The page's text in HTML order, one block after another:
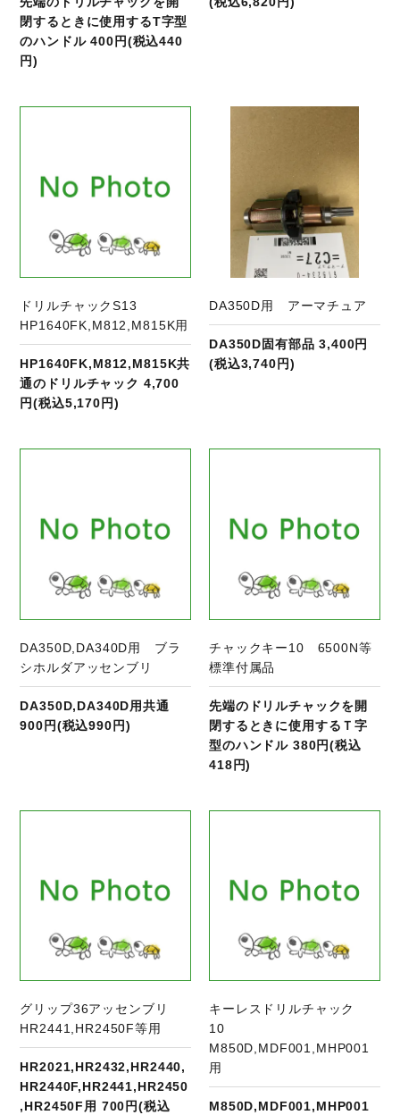
閉するときに使用するT字型
のハンドル 400円(税込440
円)
ドリルチャックS13
HP1640FK,M812,M815K用
HP1640FK,M812,M815K共
通のドリルチャック 4,700
円(税込5,170円)
DA350D用 アーマチュア
DA350D固有部品 3,400円
(税込3,740円)
DA350D,DA340D用 ブラ
シホルダアッセンブリ
DA350D,DA340D用共通
900円(税込990円)
チャックキー10 6500N等
標準付属品
先端のドリルチャックを開
閉するときに使用するＴ字
型のハンドル 380円(税込
418円)
グリップ36アッセンブリ
HR2441,HR2450F等用
HR2021,HR2432,HR2440,
HR2440F,HR2441,HR2450
,HR2450F用 700円(税込
キーレスドリルチャック
10
M850D,MDF001,MHP001
用
M850D,MDF001,MHP001